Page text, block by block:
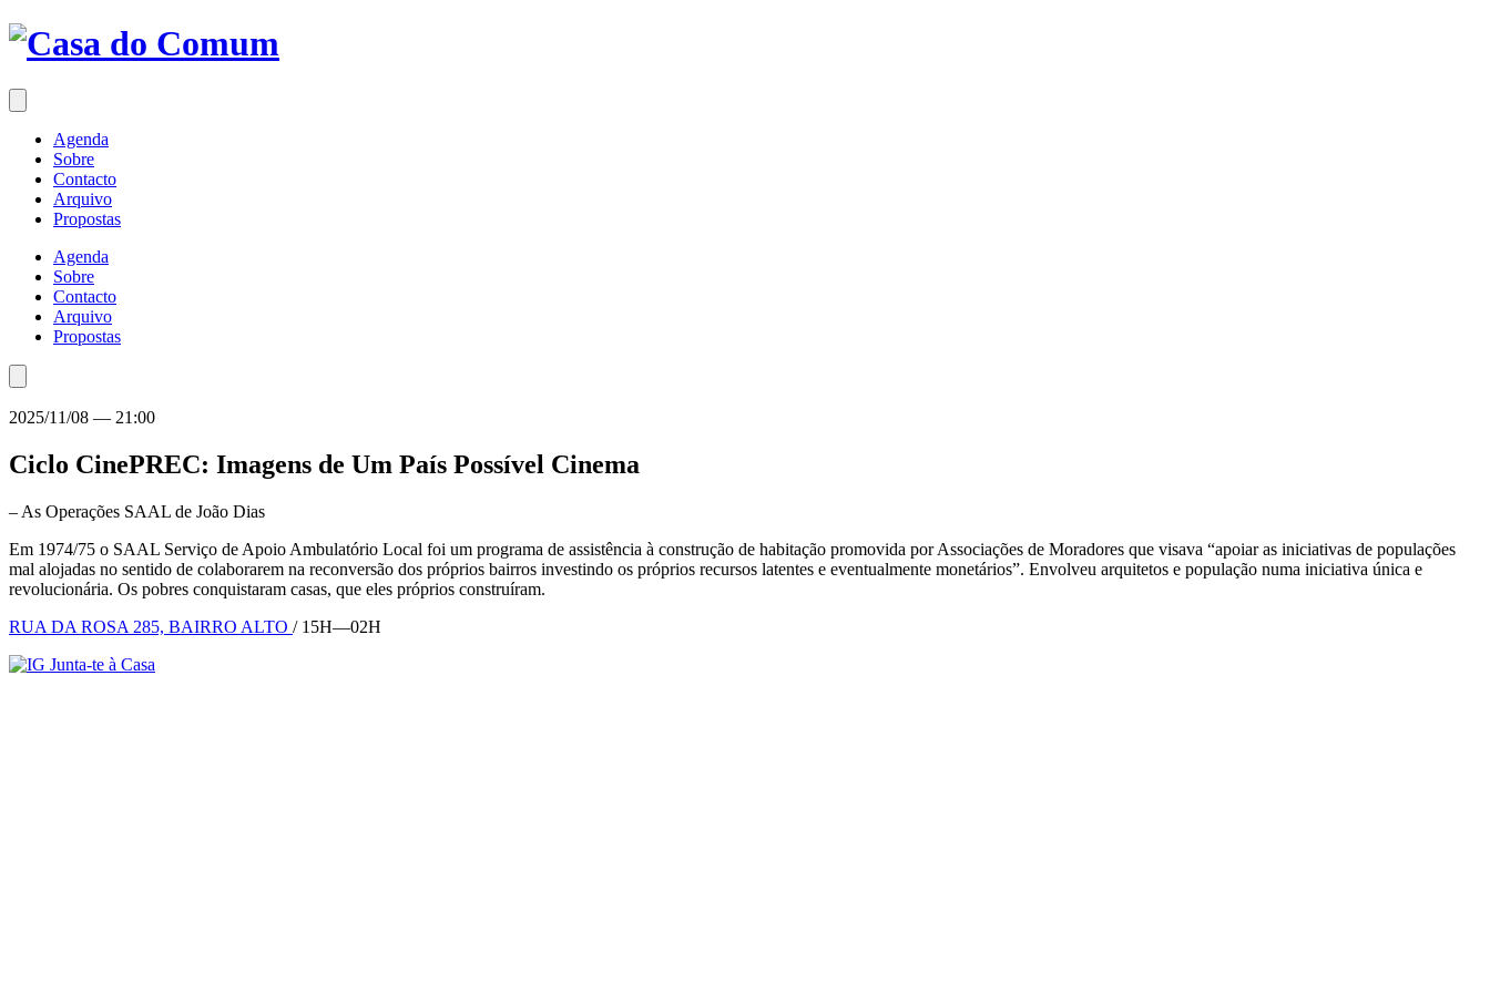
Saltar
para
conteúdo
Agenda
Sobre
Contacto
Arquivo
Propostas
Agenda
Sobre
Contacto
Arquivo
Propostas
2025/11/08 — 21:00
Ciclo CinePREC: Imagens de Um País Possível Cinema
– As Operações SAAL de João Dias
Em 1974/75 o SAAL Serviço de Apoio Ambulatório Local foi um programa de assistência à construção de habitação promovida por Associações de Moradores que visava “apoiar as iniciativas de populações
mal alojadas no sentido de colaborarem na reconversão dos próprios bairros investindo os próprios recursos latentes e eventualmente monetários”. Envolveu arquitetos e população numa iniciativa única e
revolucionária. Os pobres conquistaram casas, que eles próprios construíram.
RUA DA ROSA 285, BAIRRO ALTO / 15H—02H
Junta-te à Casa